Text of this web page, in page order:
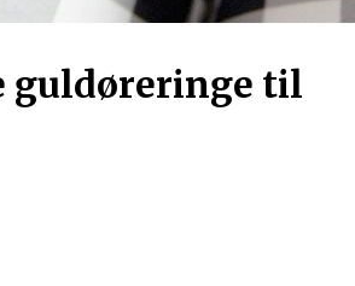
guldøreringe til